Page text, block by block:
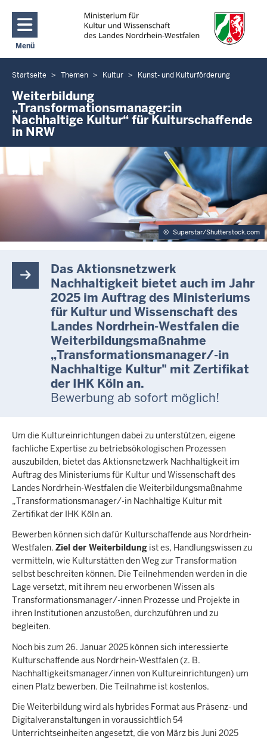
Direkt zum Inhalt
Menü
Navigation aktivieren/deaktivieren: Main Menu
Sie
befinden
sich
hier
Startseite Themen Kultur Kunst- und Kulturförderung
Weiterbildung
„Transformationsmanager:in
Nachhaltige Kultur“ für Kulturschaffende
in NRW
© Superstar/Shutterstock.com
Das Aktionsnetzwerk
Nachhaltigkeit bietet auch im Jahr
2025 im Auftrag des Ministeriums
für Kultur und Wissenschaft des
Landes Nordrhein-Westfalen die
Weiterbildungsmaßnahme
„Transformationsmanager/-in
Nachhaltige Kultur" mit Zertifikat
der IHK Köln an.
Bewerbung ab sofort möglich!
Um die Kultureinrichtungen dabei zu unterstützen, eigene
fachliche Expertise zu betriebsökologischen Prozessen
auszubilden, bietet das Aktionsnetzwerk Nachhaltigkeit im
Auftrag des Ministeriums für Kultur und Wissenschaft des
Landes Nordrhein-Westfalen die Weiterbildungsmaßnahme
„Transformationsmanager/-in Nachhaltige Kultur mit
Zertifikat der IHK Köln an.
Bewerben können sich dafür Kulturschaffende aus Nordrhein-
Westfalen. Ziel der Weiterbildung ist es, Handlungswissen zu
vermitteln, wie Kulturstätten den Weg zur Transformation
selbst beschreiten können. Die Teilnehmenden werden in die
Lage versetzt, mit ihrem neu erworbenen Wissen als
Transformationsmanager/-innen Prozesse und Projekte in
ihren Institutionen anzustoßen, durchzuführen und zu
begleiten.
Noch bis zum 26. Januar 2025 können sich interessierte
Kulturschaffende aus Nordrhein-Westfalen (z. B.
Nachhaltigkeitsmanager/innen von Kultureinrichtungen) um
einen Platz bewerben. Die Teilnahme ist kostenlos.
Die Weiterbildung wird als hybrides Format aus Präsenz- und
Digitalveranstaltungen in voraussichtlich 54
Unterrichtseinheiten angesetzt, die von März bis Juni 2025